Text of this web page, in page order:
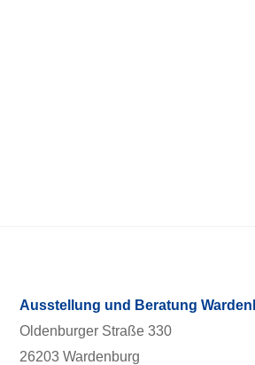
Ausstellung und Beratung
Oldenburger Straße 330
26203 Wardenburg